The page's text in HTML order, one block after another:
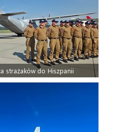
strażaków do Hiszpanii